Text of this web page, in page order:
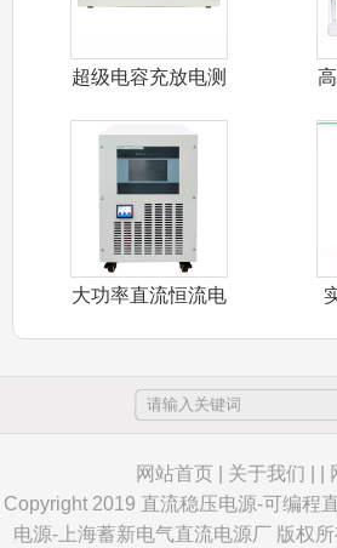
超级电容充放电测
大功率直流恒流电
网站首页 关于我们
Copyright 2019 直流稳压电源-可编程
电源-上海蓄新电气直流电源厂 版权